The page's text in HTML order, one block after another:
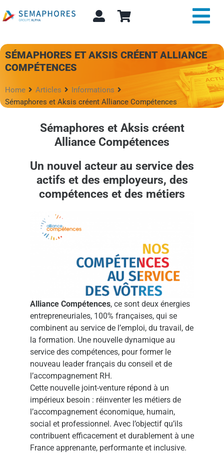
au
Expertise et conseil
Actualité
Alpha Store
Contact
Rechercher:
SÉMAPHORES ET AKSIS CRÉENT ALLIANCE
COMPÉTENCES
Home Articles
Informations
Sémaphores et Aksis créent Alliance Compétences
Sémaphores et Aksis créent
Alliance Compétences
Un nouvel acteur au service des
actifs et des employeurs, des
compétences et des métiers
Alliance Compétences, ce sont deux énergies
entrepreneuriales, 100% françaises, qui se
combinent au service de l’emploi, du travail, de
la formation. Une nouvelle dynamique au
service des compétences, pour former le
nouveau leader français du conseil et de
l’accompagnement RH.
Cette nouvelle joint-venture répond à un
impérieux besoin : réinventer les métiers de
l’accompagnement économique, humain,
social et professionnel. Avec l’objectif qu’ils
contribuent efficacement et durablement à une
France apprenante, performante et inclusive.